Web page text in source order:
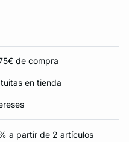
de compra
en tienda
a partir de 2 artículos